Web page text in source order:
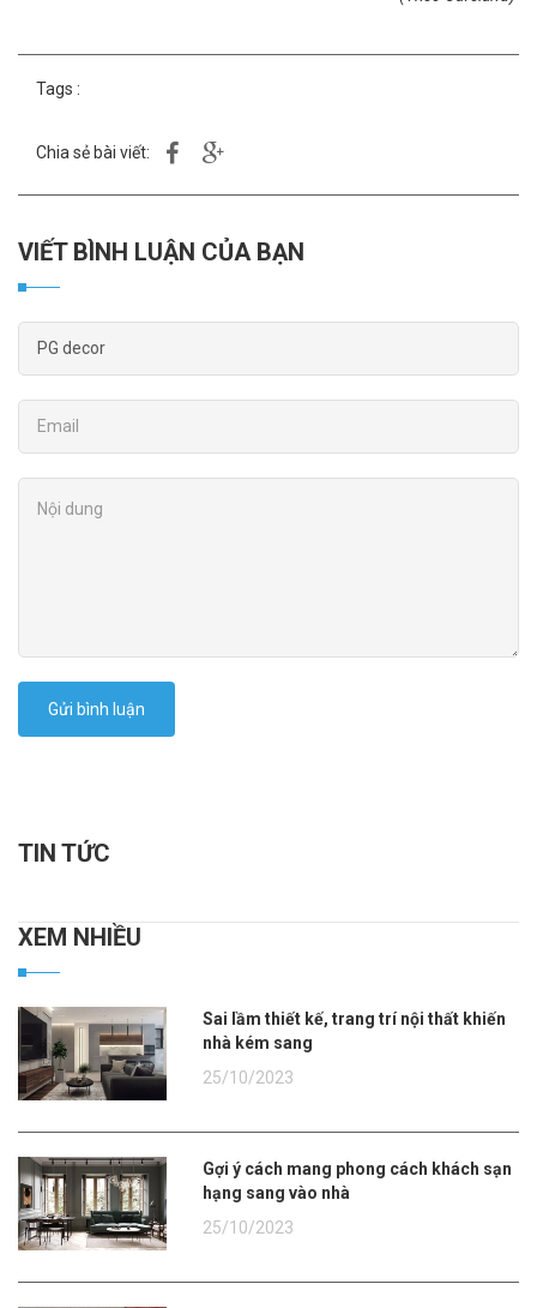
Tags :
Chia sẻ bài viết:
VIẾT BÌNH LUẬN CỦA BẠN
Gửi bình luận
TIN TỨC
XEM NHIỀU
Sai lầm thiết kế, trang trí nội thất khiến
nhà kém sang
25/10/2023
Gợi ý cách mang phong cách khách sạn
hạng sang vào nhà
25/10/2023